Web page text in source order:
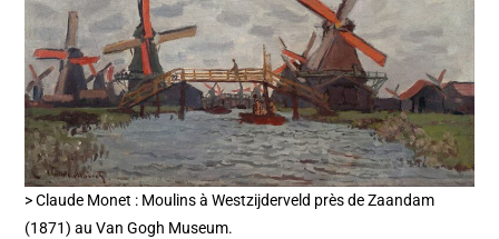
> Claude Monet : Moulins à Westzijderveld près de Zaandam
(1871) au Van Gogh Museum.